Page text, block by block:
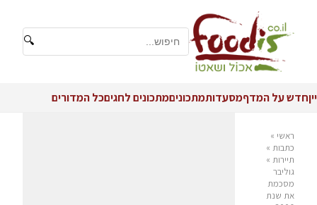
🔍
ייןחדש על המדףמסעדותמתכוניםמתכונים לחגיםכל המדורים
ראשי »
כתבות »
תיירות »
גוליבר
מסכמת
את שנת